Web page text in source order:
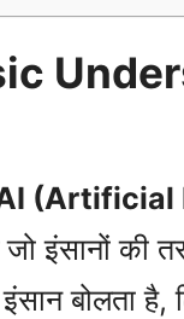
(Artificial
इंसानों की
बोलता है,